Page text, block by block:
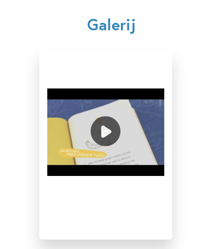
9 – 12 jaar
Actie & avontuur
Galerij